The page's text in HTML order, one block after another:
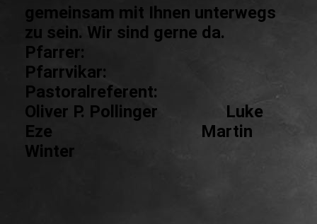
gemeinsam mit Ihnen unterwegs
zu sein. Wir sind gerne da.
Pfarrer:
Pfarrvikar:
Pastoralreferent:
Oliver P. Pollinger Luke
Eze Martin
Winter